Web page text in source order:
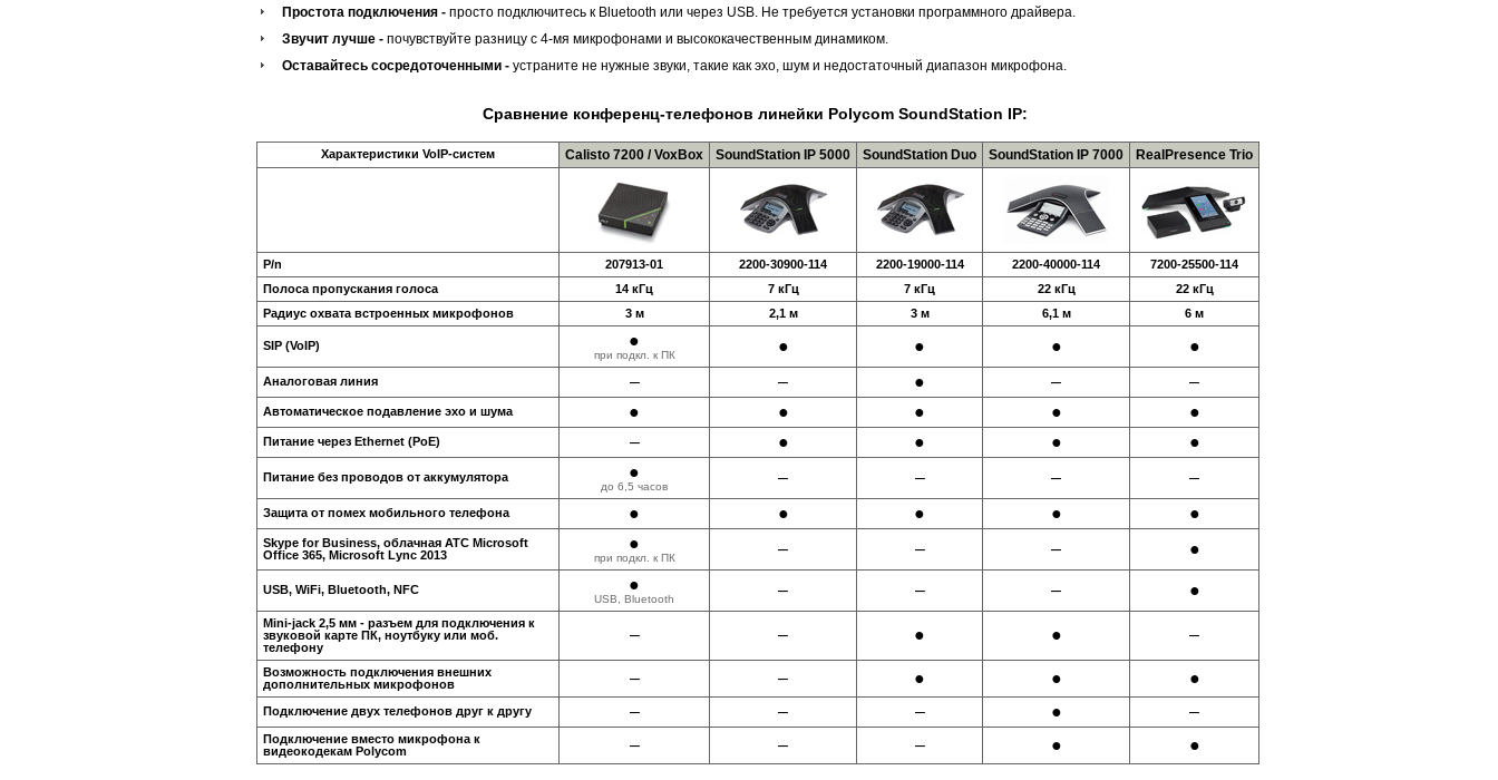
Простота подключения - просто подключитесь к Bluetooth или через USB. Не требуется установки программного драйвера.
Звучит лучше - почувствуйте разницу с 4-мя микрофонами и высококачественным динамиком.
Оставайтесь сосредоточенными - устраните не нужные звуки, такие как эхо, шум и недостаточный диапазон микрофона.
Сравнение конференц-телефонов линейки Polycom SoundStation IP:
Характеристики VoIP-систем Calisto 7200 / VoxBox SoundStation IP 5000 SoundStation Duo SoundStation IP 7000 RealPresence Trio
P/n 207913-01 2200-30900-114 2200-19000-114 2200-40000-114
7200-25500-114
Полоса пропускания голоса
14 кГц 7 кГц 7 кГц 22 кГц
22 кГц
Радиус охвата встроенных микрофонов
3 м 2,1 м 3 м 6,1 м 6 м
SIP (VoIP) ●
при подкл. к ПК ● ● ● ●
Аналоговая линия – – ● – –
Автоматическое подавление эхо и шума ● ● ● ● ●
Питание через Ethernet (PoE) – ● ● ● ●
Питание без проводов от аккумулятора ●
до 6,5 часов – – – –
Защита от помех мобильного телефона ● ● ● ● ●
Skype for Business, облачная АТС Microsoft
Office 365, Microsoft Lync 2013
●
при подкл. к ПК – – – ●
USB, WiFi, Bluetooth, NFC ●
USB, Bluetooth – – – ●
Mini-jack 2,5 мм - разъем для подключения к
звуковой карте ПК, ноутбуку или моб.
телефону
– – ● ● –
Возможность подключения внешних
дополнительных микрофонов
– – ● ● ●
Подключение двух телефонов друг к другу – – – ● –
Подключение вместо микрофона к
видеокодекам Polycom
– – – ● ●